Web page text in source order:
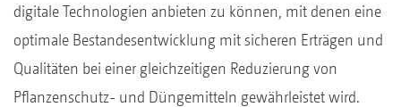
digitale Technologien anbieten zu können, mit denen eine
optimale Bestandesentwicklung mit sicheren Erträgen und
Qualitäten bei einer gleichzeitigen Reduzierung von
Pflanzenschutz- und Düngemitteln gewährleistet wird.